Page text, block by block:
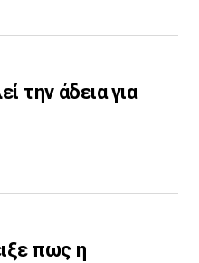
την άδεια για
πως η